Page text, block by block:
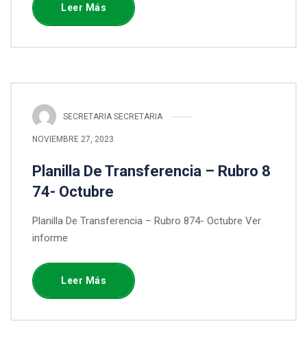
Leer Más
SECRETARIA SECRETARIA
NOVIEMBRE 27, 2023
Planilla De Transferencia – Rubro 8
74- Octubre
Planilla De Transferencia – Rubro 874- Octubre Ver
informe
Leer Más